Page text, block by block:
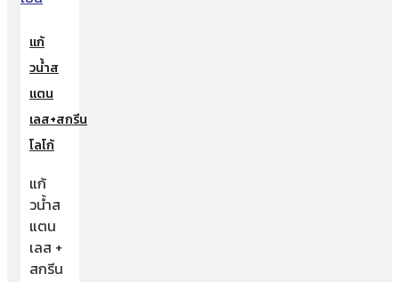
แก้
วน้ำส
แตน
เลส+สกรีน
โลโก้
แก้
วน้ำส
แตน
เลส +
สกรีน